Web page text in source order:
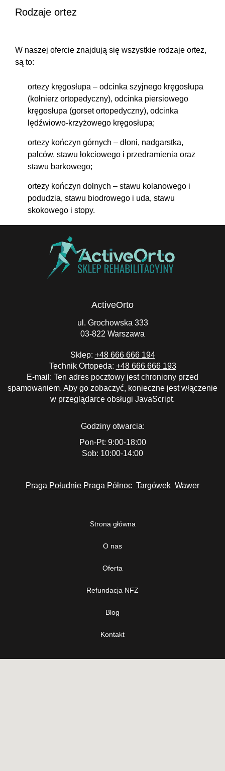
Rodzaje ortez
W naszej ofercie znajdują się wszystkie rodzaje ortez,
są to:
ortezy kręgosłupa – odcinka szyjnego kręgosłupa
(kołnierz ortopedyczny), odcinka piersiowego
kręgosłupa (gorset ortopedyczny), odcinka
lędźwiowo-krzyżowego kręgosłupa;
ortezy kończyn górnych – dłoni, nadgarstka,
palców, stawu łokciowego i przedramienia oraz
stawu barkowego;
ortezy kończyn dolnych – stawu kolanowego i
podudzia, stawu biodrowego i uda, stawu
skokowego i stopy.
ActiveOrto
ul. Grochowska 333
03-822 Warszawa
Sklep: +48 666 666 194
Technik Ortopeda: +48 666 666 193
E-mail: Ten adres pocztowy jest chroniony przed
spamowaniem. Aby go zobaczyć, konieczne jest włączenie
w przeglądarce obsługi JavaScript.
Godziny otwarcia:
Pon-Pt: 9:00-18:00
Sob: 10:00-14:00
Praga Południe Praga Północ Targówek Wawer
Strona główna
O nas
Oferta
Refundacja NFZ
Blog
Kontakt